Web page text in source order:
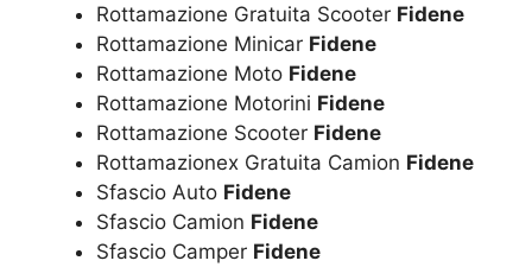
Rottamazione Gratuita Scooter Fidene
Rottamazione Minicar Fidene
Rottamazione Moto Fidene
Rottamazione Motorini Fidene
Rottamazione Scooter Fidene
Rottamazionex Gratuita Camion Fidene
Sfascio Auto Fidene
Sfascio Camion Fidene
Sfascio Camper Fidene